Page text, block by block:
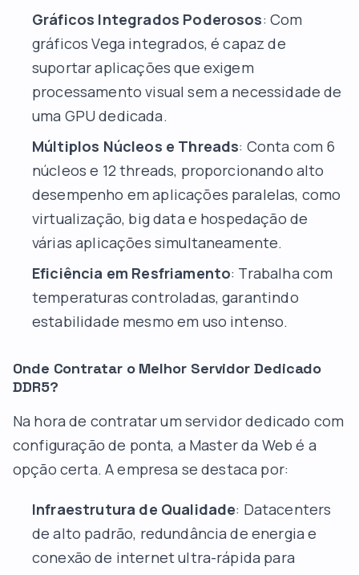
Gráficos Integrados Poderosos: Com
gráficos Vega integrados, é capaz de
suportar aplicações que exigem
processamento visual sem a necessidade de
uma GPU dedicada.
Múltiplos Núcleos e Threads: Conta com 6
núcleos e 12 threads, proporcionando alto
desempenho em aplicações paralelas, como
virtualização, big data e hospedação de
várias aplicações simultaneamente.
Eficiência em Resfriamento: Trabalha com
temperaturas controladas, garantindo
estabilidade mesmo em uso intenso.
Onde Contratar o Melhor Servidor Dedicado
DDR5?
Na hora de contratar um servidor dedicado com
configuração de ponta, a Master da Web é a
opção certa. A empresa se destaca por:
Infraestrutura de Qualidade: Datacenters
de alto padrão, redundância de energia e
conexão de internet ultra-rápida para